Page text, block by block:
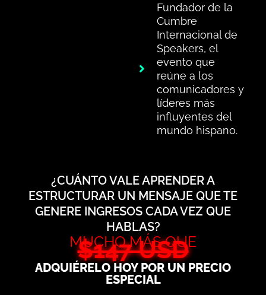
Fundador de la
Cumbre
Internacional de
Speakers, el
evento que
reúne a los
comunicadores y
líderes más
influyentes del
mundo hispano.
¿CUÁNTO VALE APRENDER A
ESTRUCTURAR UN MENSAJE QUE TE
GENERE INGRESOS CADA VEZ QUE
HABLAS?
MUCHO MÁS QUE
$147 USD
ADQUIÉRELO HOY POR UN PRECIO
ESPECIAL